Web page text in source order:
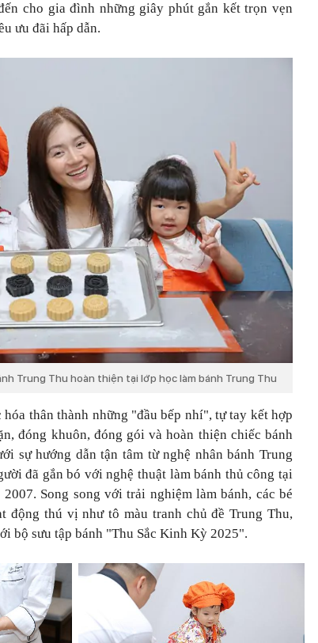
cho gia đình những giây phút gắn kết trọn vẹn
ưu đãi hấp dẫn.
Trung Thu hoàn thiện tại lớp học làm bánh Trung Thu
hóa thân thành những "đầu bếp nhí", tự tay kết hợp
đóng khuôn, đóng gói và hoàn thiện chiếc bánh
sự hướng dẫn tận tâm từ nghệ nhân bánh Trung
đã gắn bó với nghệ thuật làm bánh thủ công tại
Song song với trải nghiệm làm bánh, các bé
động thú vị như tô màu tranh chủ đề Trung Thu,
bộ sưu tập bánh "Thu Sắc Kinh Kỳ 2025".